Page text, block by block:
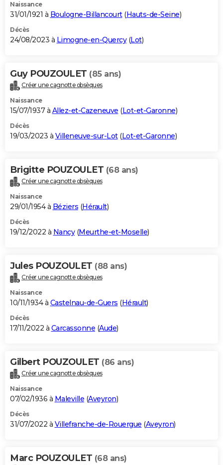
Naissance
31/01/1921 à Boulogne-Billancourt(Hauts-de-Seine)
Décès
24/08/2023 à Limogne-en-Quercy(Lot)
Guy POUZOULET (85 ans)
Créer une cagnotte obsèques
Naissance
15/07/1937 à Allez-et-Cazeneuve (Lot-et-Garonne)
Décès
19/03/2023 à Villeneuve-sur-Lot(Lot-et-Garonne)
Brigitte POUZOULET (68 ans)
Créer une cagnotte obsèques
Naissance
29/01/1954 à Béziers (Hérault)
Décès
19/12/2022 à Nancy(Meurthe-et-Moselle)
Jules POUZOULET (88 ans)
Créer une cagnotte obsèques
Naissance
10/11/1934 à Castelnau-de-Guers (Hérault)
Décès
17/11/2022 à Carcassonne (Aude)
Gilbert POUZOULET (86 ans)
Créer une cagnotte obsèques
Naissance
07/02/1936 à Maleville (Aveyron)
Décès
31/07/2022 à Villefranche-de-Rouergue (Aveyron)
Marc POUZOULET (68 ans)